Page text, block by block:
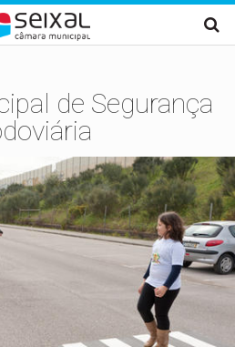
de Segurança